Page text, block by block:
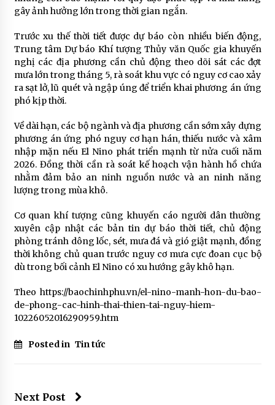
gây ảnh hưởng lớn trong thời gian ngắn.
Trước xu thế thời tiết được dự báo còn nhiều biến động,
Trung tâm Dự báo Khí tượng Thủy văn Quốc gia khuyến
nghị các địa phương cần chủ động theo dõi sát các đợt
mưa lớn trong tháng 5, rà soát khu vực có nguy cơ cao xảy
ra sạt lở, lũ quét và ngập úng để triển khai phương án ứng
phó kịp thời.
Về dài hạn, các bộ ngành và địa phương cần sớm xây dựng
phương án ứng phó nguy cơ hạn hán, thiếu nước và xâm
nhập mặn nếu El Nino phát triển mạnh từ nửa cuối năm
2026. Đồng thời cần rà soát kế hoạch vận hành hồ chứa
nhằm đảm bảo an ninh nguồn nước và an ninh năng
lượng trong mùa khô.
Cơ quan khí tượng cũng khuyến cáo người dân thường
xuyên cập nhật các bản tin dự báo thời tiết, chủ động
phòng tránh dông lốc, sét, mưa đá và gió giật mạnh, đồng
thời không chủ quan trước nguy cơ mưa cực đoan cục bộ
dù trong bối cảnh El Nino có xu hướng gây khô hạn.
Theo https://baochinhphu.vn/el-nino-manh-hon-du-bao-
de-phong-cac-hinh-thai-thien-tai-nguy-hiem-
10226052016290959.htm
Posted in Tin tức
Next Post